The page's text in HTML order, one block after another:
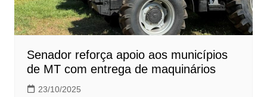
Senador reforça apoio aos municípios
de MT com entrega de maquinários
23/10/2025